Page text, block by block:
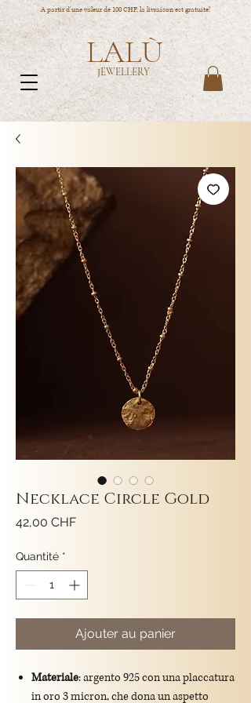
A partir d'une valeur de 100 CHF, la livraison est gratuite!
LALÙ
JEWELLERY
Necklace Circle Gold
42,00 CHFPrix
Quantité *
Ajouter au panier
Materiale: argento 925 con una placcatura
in oro 3 micron, che dona un aspetto